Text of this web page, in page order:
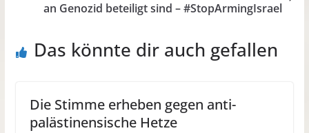
an Genozid beteiligt sind – #StopArmingIsrael
Das könnte dir auch gefallen
Die Stimme erheben gegen anti-
palästinensische Hetze